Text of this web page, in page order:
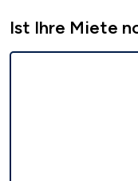
Ist Ihre Miete